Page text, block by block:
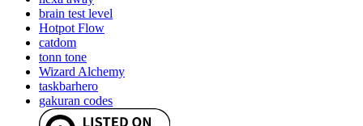
brain test level
Hotpot Flow
catdom
tonn tone
Wizard Alchemy
taskbarhero
gakuran codes